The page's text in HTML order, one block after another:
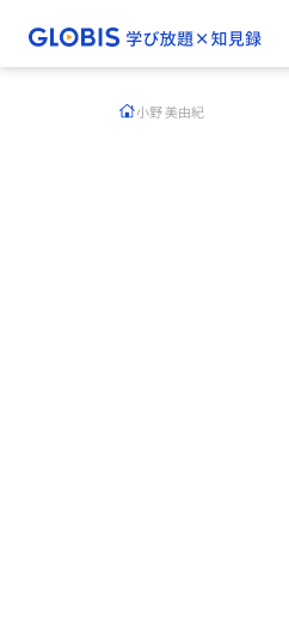
小野 美由紀